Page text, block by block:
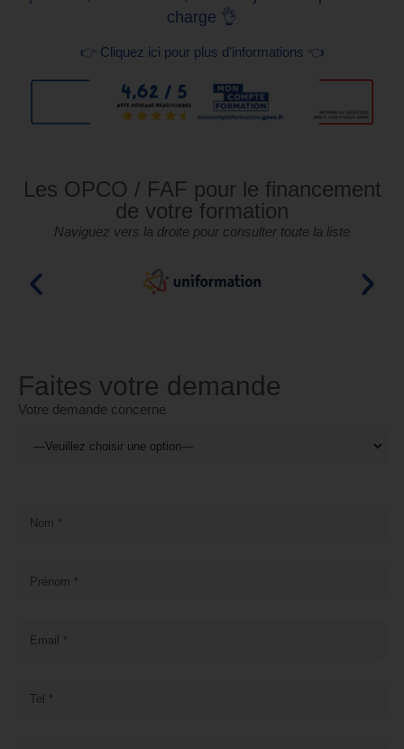
charge 👌
👉 Cliquez ici pour plus d'informations 👈
Les OPCO / FAF pour le financement
de votre formation
Naviguez vers la droite pour consulter toute la liste
Faites votre demande
Votre demande concerne